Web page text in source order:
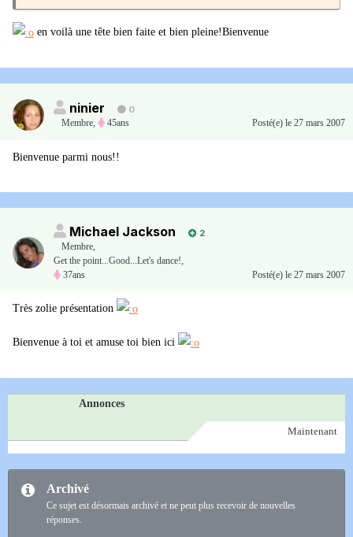
en voilà une tête bien faite et bien pleine!Bienvenue
ninier
0
Membre, 45ans Posté(e) le 27 mars 2007
Bienvenue parmi nous!!
Michael Jackson
2
Membre,
Get the point...Good...Let's dance!,
37ans
Posté(e) le 27 mars 2007
Très zolie présentation
Bienvenue à toi et amuse toi bien ici
Annonces
Maintenant
Archivé
Ce sujet est désormais archivé et ne peut plus recevoir de nouvelles
réponses.